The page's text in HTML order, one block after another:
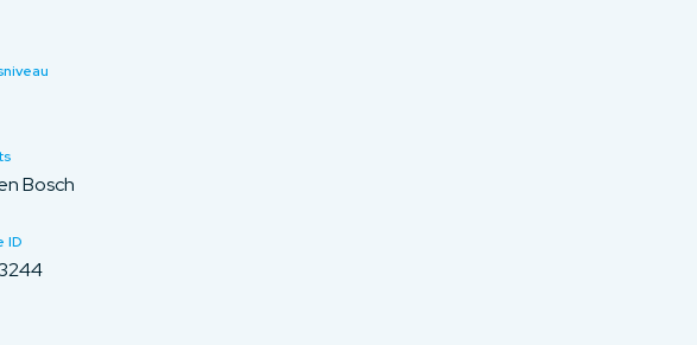
Bosch
ID